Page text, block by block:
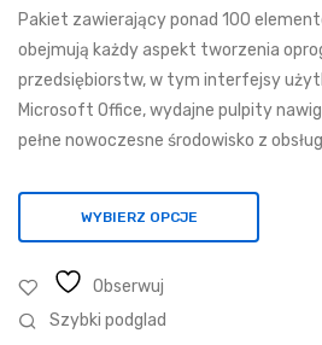
342,75
do
17
432,91
Pakiet zawierający ponad 100
obejmują każdy aspekt tworzenia
przedsiębiorstw, w tym interfejsy
Microsoft Office, wydajne pulpity
pełne nowoczesne środowisko z
WYBIERZ OPCJE
Obserwuj
Szybki podglad